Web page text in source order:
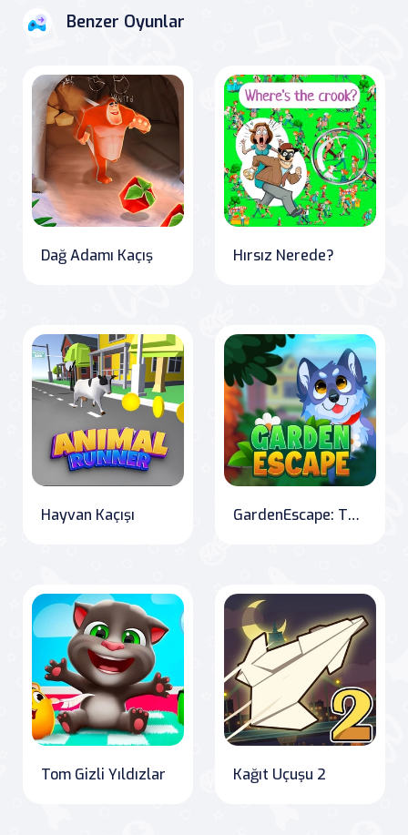
Benzer Oyunlar
Dağ Adamı Kaçış Hırsız Nerede?
Hayvan Kaçışı GardenEscape: The Adventure of the Little Dog
Tom Gizli Yıldızlar Kağıt Uçuşu 2